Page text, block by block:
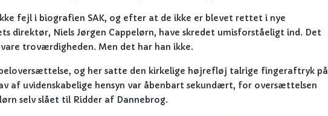
fejl i biografien SAK, og efter at de ikke er blevet rettet i nye
direktør, Niels Jørgen Cappelørn, have skredet umisforståeligt ind. Det
troværdigheden. Men det har han ikke.
og her satte den kirkelige højrefløj talrige fingeraftryk på
af uvidenskabelige hensyn var åbenbart sekundært, for oversættelsen
selv slået til Ridder af Dannebrog.